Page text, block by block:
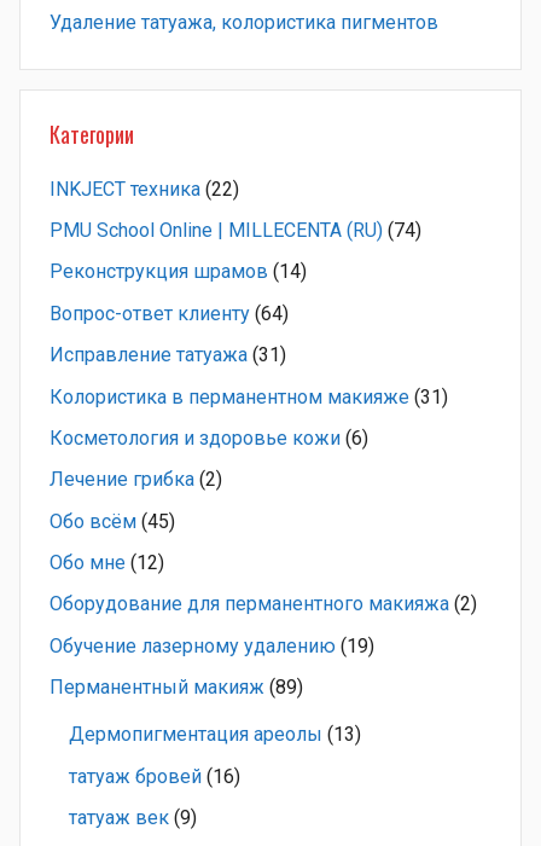
Удаление татуажа, колористика пигментов
Категории
INKJECT техника (22)
PMU School Online | MILLECENTA (RU) (74)
Pеконструкция шрамов (14)
Вопрос-ответ клиенту (64)
Исправление татуажа (31)
Колористика в перманентном макияже (31)
Косметология и здоровье кожи (6)
Лечение грибка (2)
Обо всём (45)
Обо мне (12)
Оборудование для перманентного макияжа (2)
Обучение лазерному удалению (19)
Перманентный макияж (89)
Дермопигментация ареолы (13)
татуаж бровей (16)
татуаж век (9)